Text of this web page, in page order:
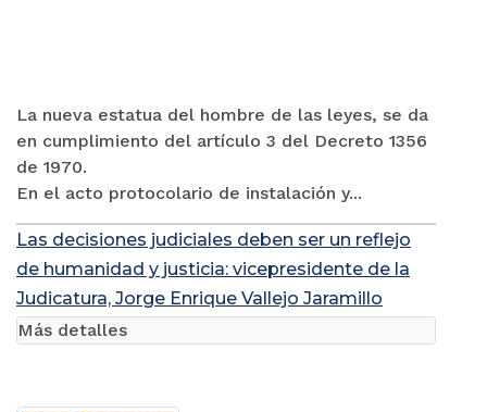
La nueva estatua del hombre de las leyes, se da
en cumplimiento del artículo 3 del Decreto 1356
de 1970.
En el acto protocolario de instalación y...
Las decisiones judiciales deben ser un reflejo
de humanidad y justicia: vicepresidente de la
Judicatura, Jorge Enrique Vallejo Jaramillo
Más detalles